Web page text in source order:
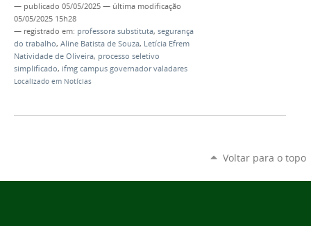
— publicado 05/05/2025 — última modificação
05/05/2025 15h28
— registrado em: professora substituta, segurança
do trabalho, Aline Batista de Souza, Letícia Efrem
Natividade de Oliveira, processo seletivo
simplificado, ifmg campus governador valadares
Localizado em Notícias
Voltar para o topo